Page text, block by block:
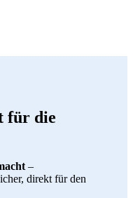
für die
–
direkt für den